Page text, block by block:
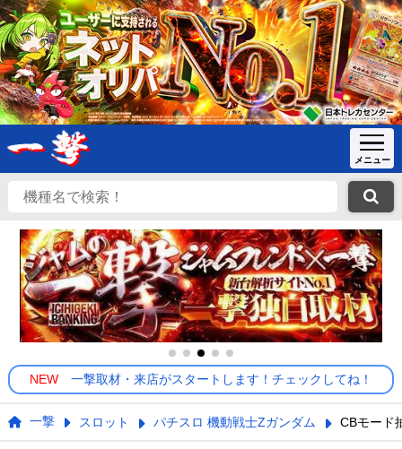
NEW 一撃取材・来店がスタートします！チェックしてね！
一撃 スロット パチスロ 機動戦士Zガンダム CBモード